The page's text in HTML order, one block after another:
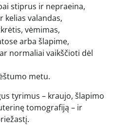
stiprus ir nepraeina,
kelias valandas,
vėmimas,
arba šlapime,
normaliai vaikščioti dėl
metu.
tyrimus – kraujo, šlapimo
tomografiją – ir